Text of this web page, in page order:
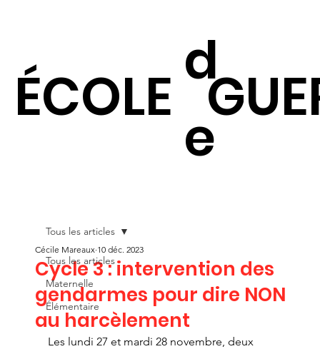
d
e
ÉCOLE
Tous les articles
Maternelle
Élémentaire
Tous les articles
Cycle 3 : intervention des
gendarmes pour dire NON
au harcèlement
Cécile Mareaux 10 déc. 2023
Les lundi 27 et mardi 28 novembre, deux